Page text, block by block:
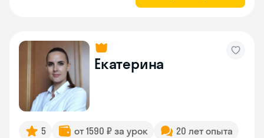
Екатерина
5 от 1590 ₽ за урок
20 лет опыта